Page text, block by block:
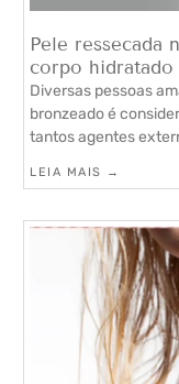
Pele ressecada
corpo hidratado
Diversas pessoas
bronzeado é
tantos agentes
LEIA MAIS →